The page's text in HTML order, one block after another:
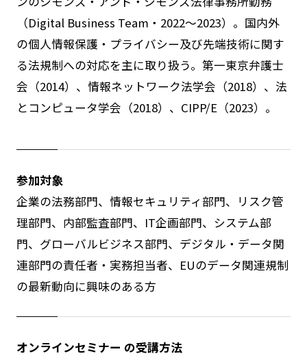
（Digital Business Team・2022～2023）。国内外
の個人情報保護・プライバシー及び先端技術に関す
る法規制への対応を主に取り扱う。第一東京弁護士
会（2014）、情報ネットワーク法学会（2018）、法
とコンピュータ学会（2018）、CIPP/E（2023）。
参加対象
企業の法務部門、情報セキュリティ部門、リスク管
理部門、内部監査部門、IT企画部門、システム部
門、グローバルビジネス部門、デジタル・データ関
連部門の責任者・実務担当者、EUのデータ関連規制
の最新動向に興味のある方
オンラインセミナー の受講方法